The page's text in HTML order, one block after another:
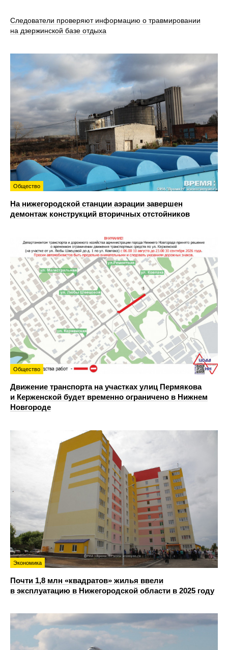
Следователи проверяют информацию о травмировании
на дзержинской базе отдыха
Общество
На нижегородской станции аэрации завершен
демонтаж конструкций вторичных отстойников
Общество
Движение транспорта на участках улиц Пермякова
и Керженской будет временно ограничено в Нижнем
Новгороде
Экономика
Почти 1,8 млн «квадратов» жилья ввели
в эксплуатацию в Нижегородской области в 2025 году